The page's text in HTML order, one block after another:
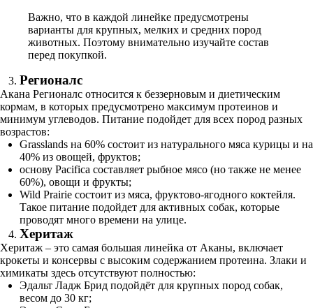
Важно, что в каждой линейке предусмотрены
варианты для крупных, мелких и средних пород
животных. Поэтому внимательно изучайте состав
перед покупкой.
Регионалс
Акана Регионалс относится к беззерновым и диетическим
кормам, в которых предусмотрено максимум протеинов и
минимум углеводов. Питание подойдет для всех пород разных
возрастов:
Grasslands на 60% состоит из натурального мяса курицы и на
40% из овощей, фруктов;
основу Pacifica составляет рыбное мясо (но также не менее
60%), овощи и фрукты;
Wild Prairie состоит из мяса, фруктово-ягодного коктейля.
Такое питание подойдет для активных собак, которые
проводят много времени на улице.
Херитаж
Херитаж – это самая большая линейка от Аканы, включает
крокеты и консервы с высоким содержанием протеина. Злаки и
химикаты здесь отсутствуют полностью:
Эдальт Ладж Брид подойдёт для крупных пород собак,
весом до 30 кг;